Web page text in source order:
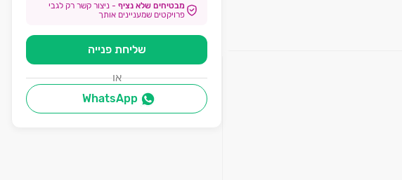
מבטיחים שלא נציף - ניצור קשר רק לגבי
פרויקטים שמעניינים אותך
שליחת פנייה
או
WhatsApp